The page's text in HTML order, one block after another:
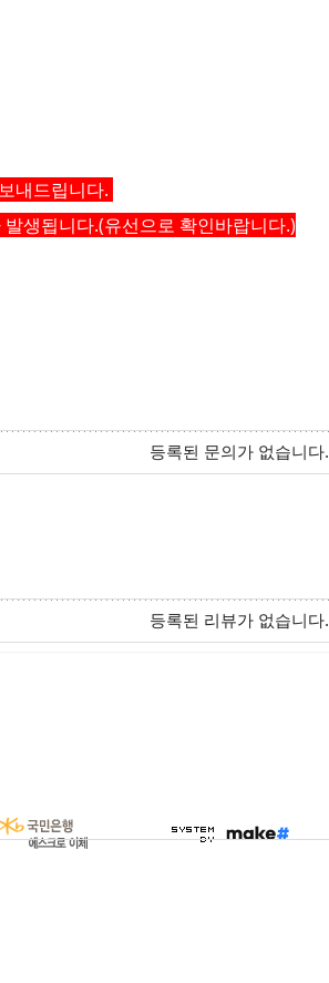
내드립니다.
생됩니다.(유선으로 확인바랍니다.)
등록된 문의가 없습니다.
등록된 리뷰가 없습니다.